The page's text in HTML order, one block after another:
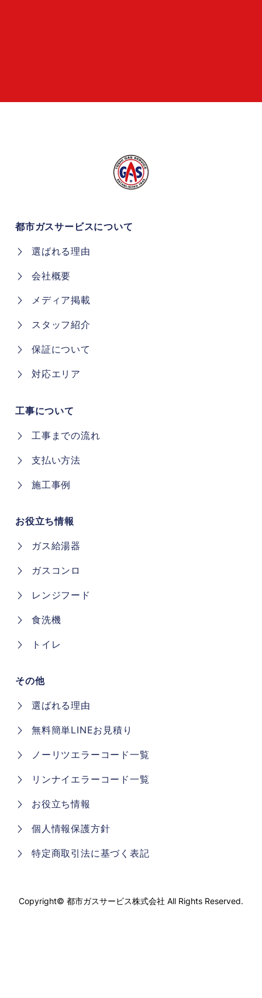
Copyright© 都市ガスサービス株式会社 All Rights Reserved.
対応エリア
都市ガスサービスについて
選ばれる理由
会社概要
メディア掲載
スタッフ紹介
保証について
お役立ち情報
トイレ
食洗機
レンジフード
ガスコンロ
ガス給湯器
工事までの流れ
施工事例
支払い方法
工事について
個人情報保護方針
お役立ち情報
リンナイエラーコード一覧
ノーリツエラーコード一覧
無料簡単LINEお見積り
選ばれる理由
その他
特定商取引法に基づく表記